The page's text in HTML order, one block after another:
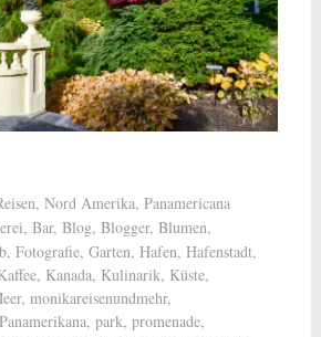
, Nord Amerika, Panamericana
, Bar, Blog, Blogger, Blumen,
, Fotografie, Garten, Hafen, Hafenstadt,
, Kanada, Kulinarik, Küste,
, monikareisenundmehr,
Panamerikana, park, promenade,